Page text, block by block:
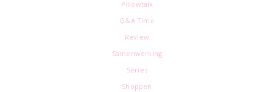
Pillowtalk
Q&A Time
Review
Samenwerking
Series
Shoppen